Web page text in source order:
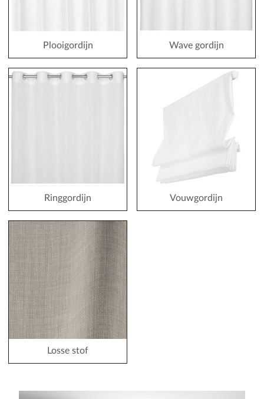
Plooigordijn Wave gordijn
Ringgordijn Vouwgordijn
Losse stof